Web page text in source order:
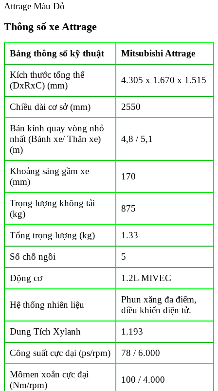
Attrage Màu Đỏ
Thông số xe Attrage
Bảng thông số kỹ thuật Mitsubishi Attrage
Kích thước tổng thể
(DxRxC) (mm)
4.305 x 1.670 x 1.515
Chiều dài cơ sở (mm) 2550
Bán kính quay vòng nhỏ
nhất (Bánh xe/ Thân xe)
(m)
4,8 / 5,1
Khoảng sáng gầm xe
(mm)
170
Trọng lượng không tải
(kg)
875
Tổng trọng lượng (kg) 1.33
Số chỗ ngồi 5
Động cơ 1.2L MIVEC
Hệ thống nhiên liệu
Phun xăng đa điểm,
điều khiển điện tử.
Dung Tích Xylanh 1.193
Công suất cực đại (ps/rpm) 78 / 6.000
Mômen xoắn cực đại
(Nm/rpm)
100 / 4.000